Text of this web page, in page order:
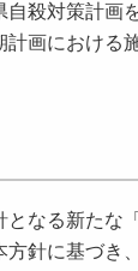
殺対策計画
画における
なる新たな
針に基づき